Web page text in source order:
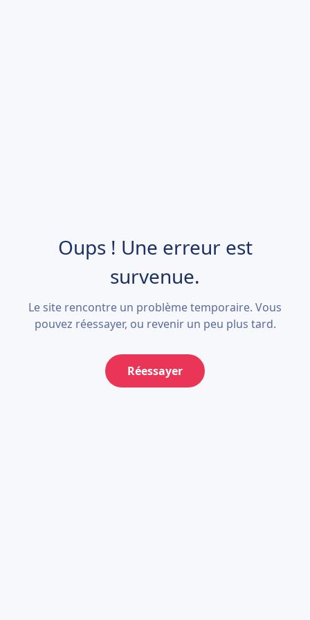
Oups ! Une erreur est
survenue.
Le site rencontre un problème temporaire. Vous
pouvez réessayer, ou revenir un peu plus tard.
Réessayer